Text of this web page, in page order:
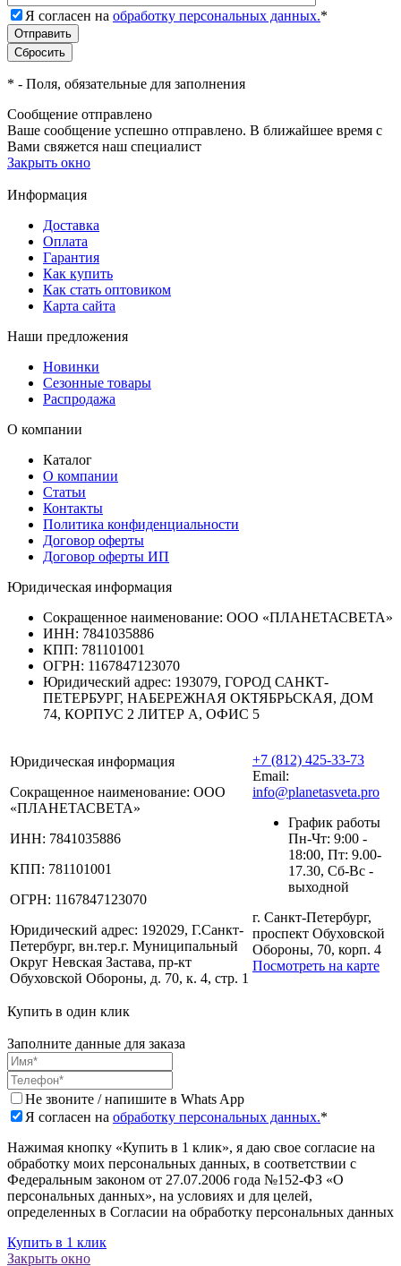
Я согласен на обработку персональных данных.*
* - Поля, обязательные для заполнения
Сообщение отправлено
Ваше сообщение успешно отправлено. В ближайшее время с
Вами свяжется наш специалист
Закрыть окно
Информация
Доставка
Оплата
Гарантия
Как купить
Как стать оптовиком
Карта сайта
Наши предложения
Новинки
Сезонные товары
Распродажа
О компании
Каталог
О компании
Статьи
Контакты
Политика конфиденциальности
Договор оферты
Договор оферты ИП
Юридическая информация
Сокращенное наименование: ООО «ПЛАНЕТАСВЕТА»
ИНН: 7841035886
КПП: 781101001
ОГРН: 1167847123070
Юридический адрес: 193079, ГОРОД САНКТ-
ПЕТЕРБУРГ, НАБЕРЕЖНАЯ ОКТЯБРЬСКАЯ, ДОМ
74, КОРПУС 2 ЛИТЕР А, ОФИС 5
Юридическая информация
Сокращенное наименование: ООО
«ПЛАНЕТАСВЕТА»
ИНН: 7841035886
КПП: 781101001
ОГРН: 1167847123070
Юридический адрес: 192029, Г.Санкт-
Петербург, вн.тер.г. Муниципальный
Округ Невская Застава, пр-кт
Обуховской Обороны, д. 70, к. 4, стр. 1
+7 (812) 425-33-73
Email:
info@planetasveta.pro
График работы
Пн-Чт: 9:00 -
18:00, Пт: 9.00-
17.30, Сб-Вс -
выходной
г. Санкт-Петербург,
проспект Обуховской
Обороны, 70, корп. 4
Посмотреть на карте
Купить в один клик
Заполните данные для заказа
Не звоните / напишите в Whats App
Я согласен на обработку персональных данных.*
Нажимая кнопку «Купить в 1 клик», я даю свое согласие на
обработку моих персональных данных, в соответствии с
Федеральным законом от 27.07.2006 года №152-ФЗ «О
персональных данных», на условиях и для целей,
определенных в Согласии на обработку персональных данных
Купить в 1 клик
Закрыть окно